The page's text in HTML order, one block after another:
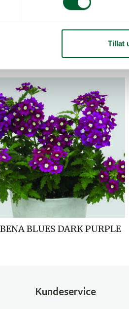
Tillat
BLUES DARK PURPLE
Kundeservice